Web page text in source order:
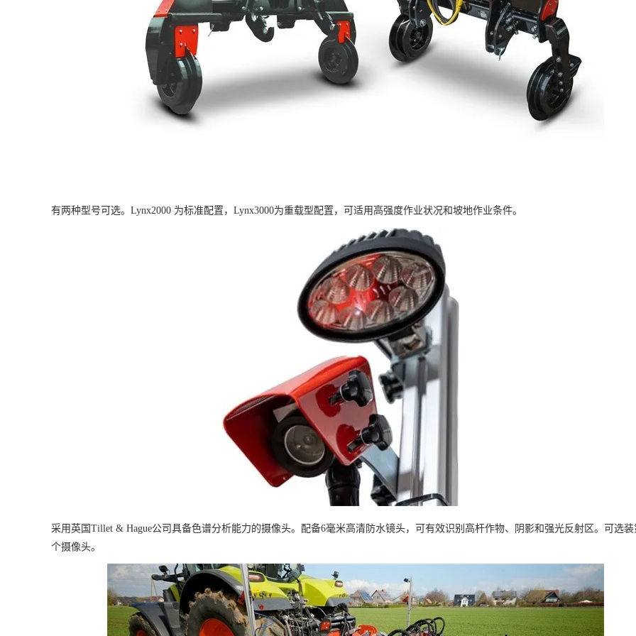
有两种型号可选。Lynx2000 为标准配置，Lynx3000为重载型配置，可适用高强度作业状况和坡地作业条件。
采用英国Tillet & Hague公司具备色谱分析能力的摄像头。配备6毫米高清防水镜头，可有效识别高杆作物、阴影和强光反射区。可选装
个摄像头。